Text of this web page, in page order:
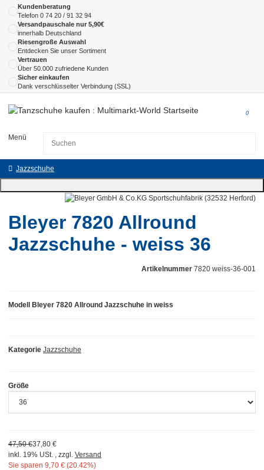
Kundenberatung
Telefon 0 74 20 / 91 32 94
Versandpauschale nur 5,90€
innerhalb Deutschland
Riesengroße Auswahl
Entdecken Sie unser Sortiment
Vertrauen
Über 50.000 zufriedene Kunden
Sicher einkaufen
Dank verschlüsselter Verbindung (SSL)
Menü
0
Jazzschuhe
Bleyer 7820 Allround
Jazzschuhe - weiss 36
Artikelnummer 7820 weiss-36-001
Kategorie Jazzschuhe
Modell Bleyer 7820 Allround Jazzschuhe in weiss
Größe
37,80 €
47,50 €
inkl. 19% USt. , zzgl. Versand
Sie sparen 9,70 € (20.42%)